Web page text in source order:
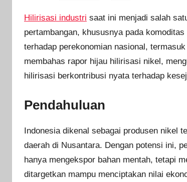
Hilirisasi industri saat ini menjadi salah
pertambangan, khususnya pada
terhadap perekonomian nasional,
membahas rapor hijau hilirisasi nikel,
hilirisasi berkontribusi nyata terhadap
Pendahuluan
Indonesia dikenal sebagai produsen nikel
daerah di Nusantara. Dengan potensi ini,
hanya mengekspor bahan mentah, tetapi
ditargetkan mampu menciptakan nilai